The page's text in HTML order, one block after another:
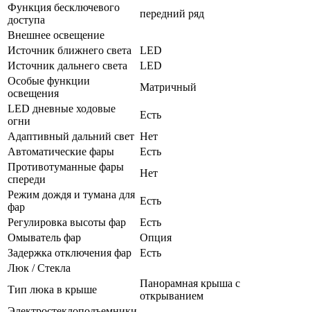
Функция бесключевого
доступа
передний ряд
Внешнее освещение
Источник ближнего света
LED
Источник дальнего света
LED
Особые функции
освещения
Матричный
LED дневные ходовые
огни
Есть
Адаптивный дальний свет Нет
Автоматические фары
Есть
Противотуманные фары
спереди
Нет
Режим дождя и тумана для
фар
Есть
Регулировка высоты фар
Есть
Омыватель фар
Опция
Задержка отключения фар
Есть
Люк / Стекла
Тип люка в крыше
Панорамная крыша с
открыванием